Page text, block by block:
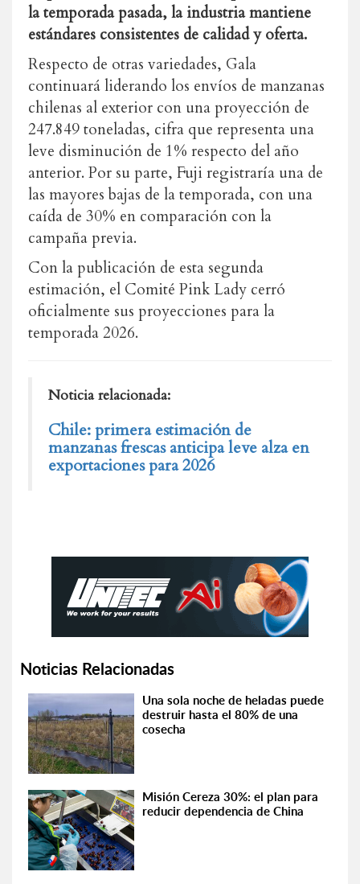
la temporada pasada, la industria mantiene
estándares consistentes de calidad y oferta.
Respecto de otras variedades, Gala
continuará liderando los envíos de manzanas
chilenas al exterior con una proyección de
247.849 toneladas, cifra que representa una
leve disminución de 1% respecto del año
anterior. Por su parte, Fuji registraría una de
las mayores bajas de la temporada, con una
caída de 30% en comparación con la
campaña previa.
Con la publicación de esta segunda
estimación, el Comité Pink Lady cerró
oficialmente sus proyecciones para la
temporada 2026.
Noticia relacionada:
Chile: primera estimación de
manzanas frescas anticipa leve alza en
exportaciones para 2026
Noticias Relacionadas
Una sola noche de heladas puede
destruir hasta el 80% de una
cosecha
Misión Cereza 30%: el plan para
reducir dependencia de China